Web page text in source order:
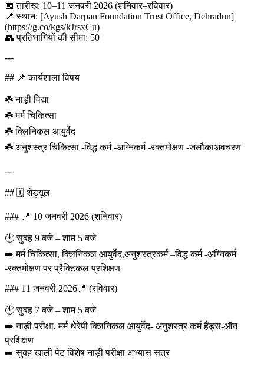
📅 तारीख: 10–11 जनवरी 2026 (शनिवार–रविवार)
📍 स्थान: [Ayush Darpan Foundation Trust Office, Dehradun]
(https://g.co/kgs/kJrsxCu)
👥 प्रतिभागियों की सीमा: 50
---
## 📌 कार्यशाला विषय
☘️ नाड़ी विद्या
☘️ मर्म चिकित्सा
☘️ क्लिनिकल आयुर्वेद
☘️ अनुशस्त्र चिकित्सा -विद्ध कर्म -अग्निकर्म -रक्तमोक्षण -जलौकाअवचरण
---
## 🗓️ शेड्यूल
### 📍 10 जनवरी 2026 (शनिवार)
🕘 सुबह 9 बजे – शाम 5 बजे
➡️ मर्म चिकित्सा, क्लिनिकल आयुर्वेद,अनुशस्त्रकर्म –विद्ध कर्म -अग्निकर्म
-रक्तमोक्षण पर प्रैक्टिकल प्रशिक्षण
### 11 जनवरी 2026📍 (रविवार)
🕚 सुबह 7 बजे – शाम 5 बजे
➡️ नाड़ी परीक्षा, मर्म थेरेपी क्लिनिकल आयुर्वेद- अनुशस्त्र कर्म हैंड्स-ऑन
प्रशिक्षण
➡️ सुबह खाली पेट विशेष नाड़ी परीक्षा अभ्यास सत्र